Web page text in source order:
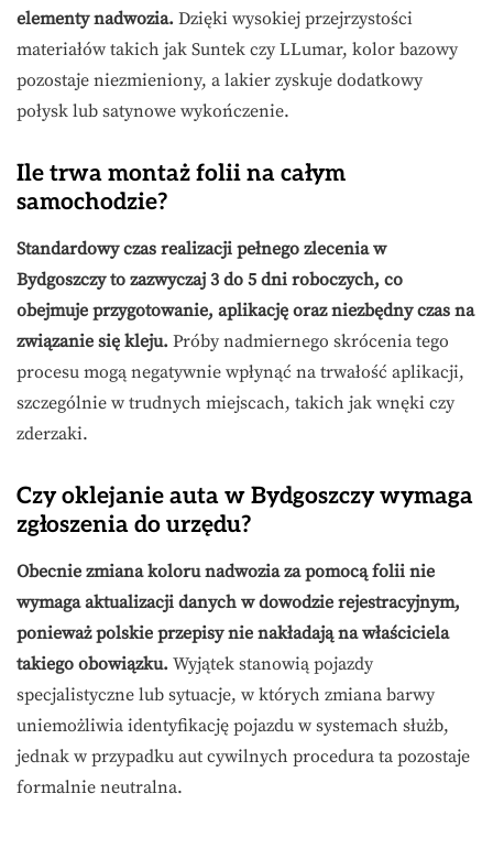
elementy nadwozia. Dzięki wysokiej przejrzystości
materiałów takich jak Suntek czy LLumar, kolor bazowy
pozostaje niezmieniony, a lakier zyskuje dodatkowy
połysk lub satynowe wykończenie.
Ile trwa montaż folii na całym
samochodzie?
Standardowy czas realizacji pełnego zlecenia w
Bydgoszczy to zazwyczaj 3 do 5 dni roboczych, co
obejmuje przygotowanie, aplikację oraz niezbędny czas na
związanie się kleju. Próby nadmiernego skrócenia tego
procesu mogą negatywnie wpłynąć na trwałość aplikacji,
szczególnie w trudnych miejscach, takich jak wnęki czy
zderzaki.
Czy oklejanie auta w Bydgoszczy wymaga
zgłoszenia do urzędu?
Obecnie zmiana koloru nadwozia za pomocą folii nie
wymaga aktualizacji danych w dowodzie rejestracyjnym,
ponieważ polskie przepisy nie nakładają na właściciela
takiego obowiązku. Wyjątek stanowią pojazdy
specjalistyczne lub sytuacje, w których zmiana barwy
uniemożliwia identyfikację pojazdu w systemach służb,
jednak w przypadku aut cywilnych procedura ta pozostaje
formalnie neutralna.